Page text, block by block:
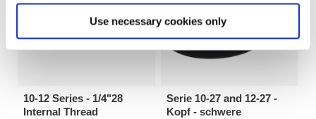
Use necessary cookies only
10-12 Series - 1/4"28
Internal Thread
Serie 10-27 and 12-27 -
Kopf - schwere